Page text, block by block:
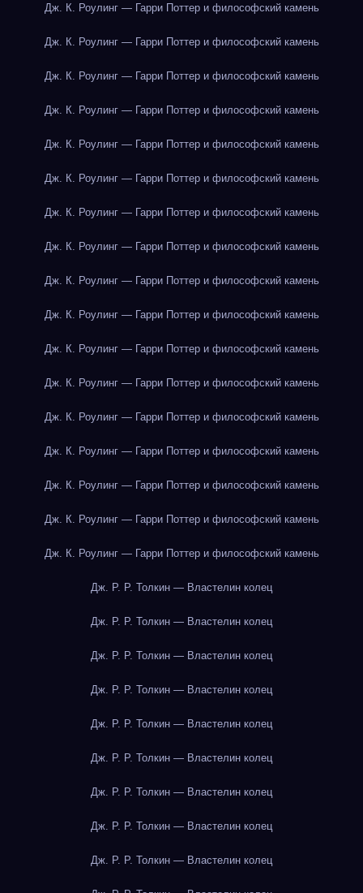
Дж. К. Роулинг — Гарри Поттер и философский камень
Дж. К. Роулинг — Гарри Поттер и философский камень
Дж. К. Роулинг — Гарри Поттер и философский камень
Дж. К. Роулинг — Гарри Поттер и философский камень
Дж. К. Роулинг — Гарри Поттер и философский камень
Дж. К. Роулинг — Гарри Поттер и философский камень
Дж. К. Роулинг — Гарри Поттер и философский камень
Дж. К. Роулинг — Гарри Поттер и философский камень
Дж. К. Роулинг — Гарри Поттер и философский камень
Дж. К. Роулинг — Гарри Поттер и философский камень
Дж. К. Роулинг — Гарри Поттер и философский камень
Дж. К. Роулинг — Гарри Поттер и философский камень
Дж. К. Роулинг — Гарри Поттер и философский камень
Дж. К. Роулинг — Гарри Поттер и философский камень
Дж. К. Роулинг — Гарри Поттер и философский камень
Дж. К. Роулинг — Гарри Поттер и философский камень
Дж. К. Роулинг — Гарри Поттер и философский камень
Дж. Р. Р. Толкин — Властелин колец
Дж. Р. Р. Толкин — Властелин колец
Дж. Р. Р. Толкин — Властелин колец
Дж. Р. Р. Толкин — Властелин колец
Дж. Р. Р. Толкин — Властелин колец
Дж. Р. Р. Толкин — Властелин колец
Дж. Р. Р. Толкин — Властелин колец
Дж. Р. Р. Толкин — Властелин колец
Дж. Р. Р. Толкин — Властелин колец